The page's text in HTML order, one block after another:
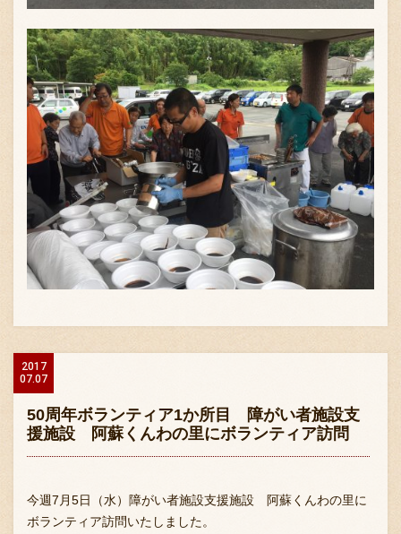
2017
07.07
50周年ボランティア1か所目 障がい者施設支
援施設 阿蘇くんわの里にボランティア訪問
今週7月5日（水）障がい者施設支援施設 阿蘇くんわの里に
ボランティア訪問いたしました。